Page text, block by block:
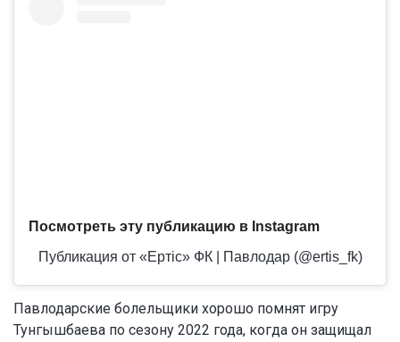
Посмотреть эту публикацию в Instagram
Публикация от «Ертіс» ФК | Павлодар (@ertis_fk)
Павлодарские болельщики хорошо помнят игру
Тунгышбаева по сезону 2022 года, когда он защищал